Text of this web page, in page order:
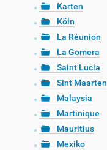
Karten
Köln
La Réunion
La Gomera
Saint Lucia
Sint Maarten
Malaysia
Martinique
Mauritius
Mexiko